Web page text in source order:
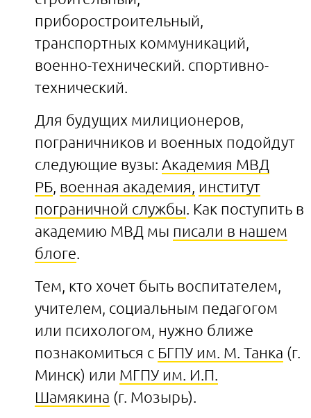
приборостроительный,
транспортных коммуникаций,
военно-технический. спортивно-
технический.
Для будущих милиционеров,
пограничников и военных подойдут
следующие вузы: Академия МВД
РБ военная академия, институт
пограничной службы . Как поступить в
академию МВД мы писали в нашем
блоге
Тем, кто хочет быть воспитателем,
учителем, социальным педагогом
или психологом, нужно ближе
познакомиться с БГПУ им. М. Танка (г.
Минск) или МГПУ им. И.П.
Шамякина (г. Мозырь).